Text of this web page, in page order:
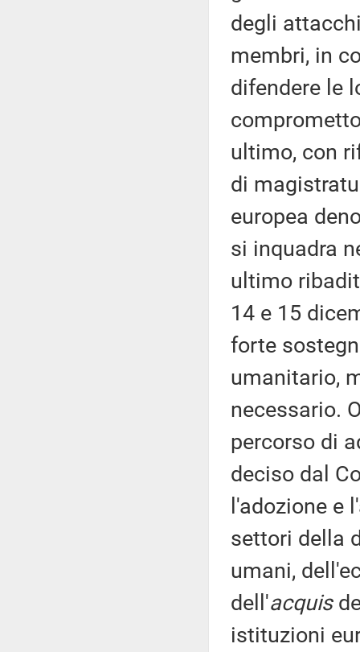
degli
membri, in
difendere le
ultimo, con
di
europea
si inquadra
ultimo
14 e 15
forte
umanitario,
necessario.
percorso di
deciso dal
l'adozione e
settori della
umani,
dell'acquis
istituzioni